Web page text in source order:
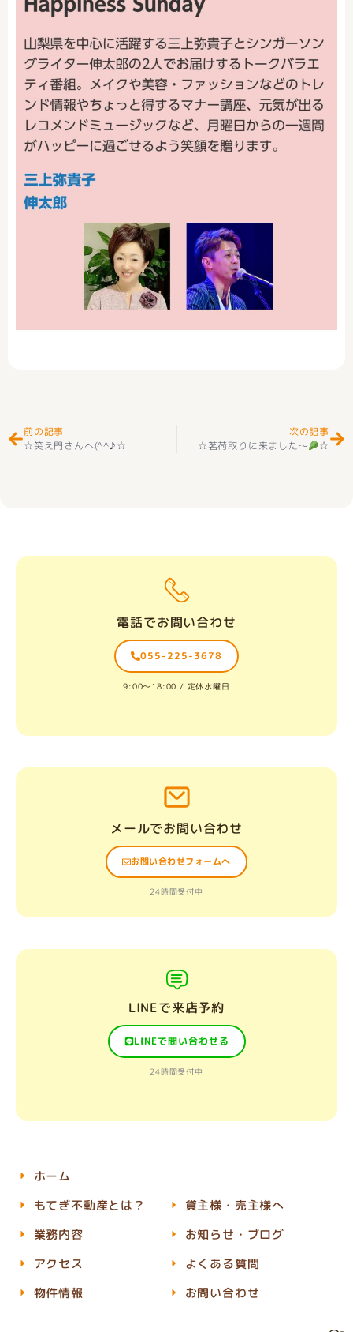
前の記事
☆笑え門さんへ(^^♪☆
次の記事
☆茗荷取りに来ました～
☆
電話でお問い合わせ
055-225-3678
9:00〜18:00 / 定休水曜日
メールでお問い合わせ
お問い合わせフォームへ
24時間受付中
LINEで来店予約
LINEで問い合わせる
24時間受付中
ホーム
もてぎ不動産とは？
業務内容
アクセス
物件情報
貸主様・売主様へ
お知らせ・ブログ
よくある質問
お問い合わせ